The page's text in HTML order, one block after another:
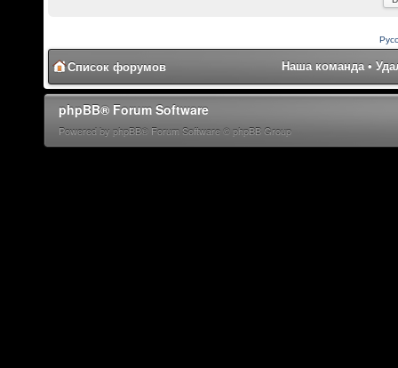
Список форумов Наша команда •
phpBB® Forum Software
Powered by phpBB® Forum Software © phpBB Group